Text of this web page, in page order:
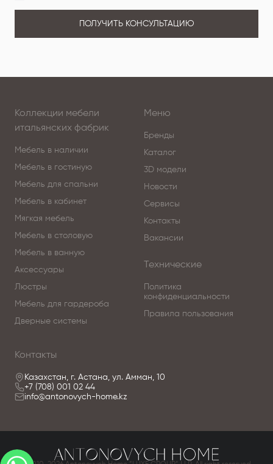
ПОЛУЧИТЬ КОНСУЛЬТАЦИЮ
Коллекции мебели
итальянских фабрик
Мебель в наличии
Мебель в гостиную
Мебель для спальни
Мебель в кабинет
Мягкая мебель
Мебель в столовую
Мебель в ванную
Аксессуары
Люстры
Мебель для гардероба
Дверные системы
Меню
Бренды
Каталог
3D модели
Новости
Сервисы
Контакты
Вакансии
Технические
Политика
конфиденциальности
Правила пользования
Контакты
Казахстан, г. Астана, ул. Амман, 10
+7 (708) 001 02 44
info@antonovych-home.kz